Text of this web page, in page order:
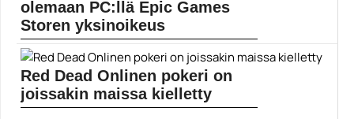
olemaan PC:llä Epic Games
Storen yksinoikeus
Summer Game Festin yhteydessä kesäkuussa
varmistui, että Souls-like-peli Salt and Sanctuaryn
jatko-osa Salt and Sacrifice julkaistaan Playstationille
ja PC:lle vuoden... Lue koko artikkeli:
https://www.gamereactor.fi/uutiset/894133/Salt+and+Sacrifi...
Red Dead Onlinen pokeri on
joissakin maissa kielletty